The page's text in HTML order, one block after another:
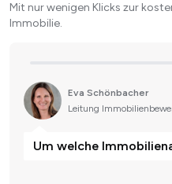
Mit nur wenigen Klicks zur
Immobilie.